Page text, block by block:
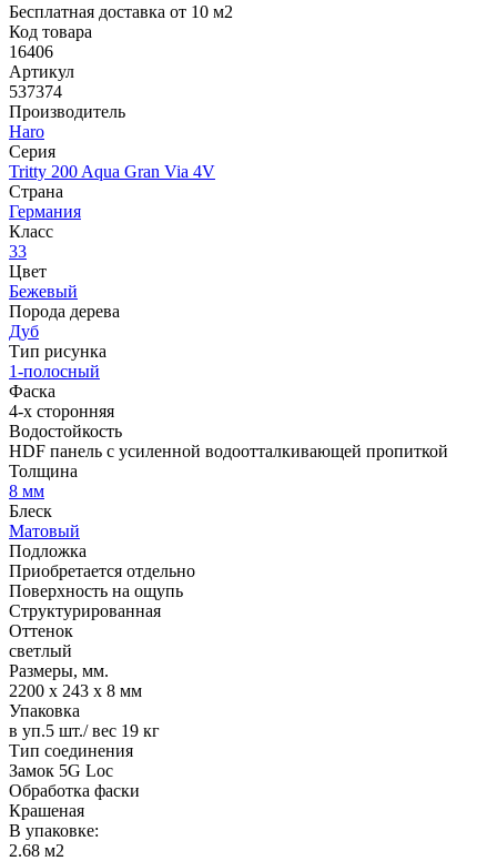
Бесплатная доставка от 10 м2
Код товара
16406
Артикул
537374
Производитель
Haro
Серия
Tritty 200 Aqua Gran Via 4V
Страна
Германия
Класс
33
Цвет
Бежевый
Порода дерева
Дуб
Тип рисунка
1-полосный
Фаска
4-х сторонняя
Водостойкость
HDF панель с усиленной водоотталкивающей пропиткой
Толщина
8 мм
Блеск
Матовый
Подложка
Приобретается отдельно
Поверхность на ощупь
Структурированная
Оттенок
светлый
Размеры, мм.
2200 х 243 х 8 мм
Упаковка
в уп.5 шт./ вес 19 кг
Тип соединения
Замок 5G Loc
Обработка фаски
Крашеная
В упаковке:
2.68 м2